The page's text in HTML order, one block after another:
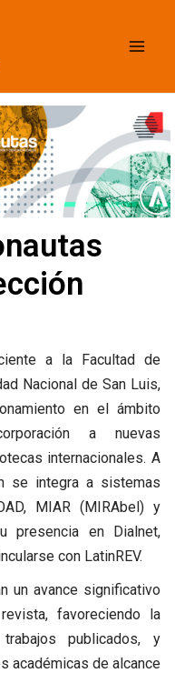
a la Facultad de
Nacional de San Luis,
en el ámbito
a nuevas
internacionales. A
se integra a sistemas
MIAR (MIRAbel) y
presencia en Dialnet,
con LatinREV.
un avance significativo
favoreciendo la
publicados, y
académicas de alcance